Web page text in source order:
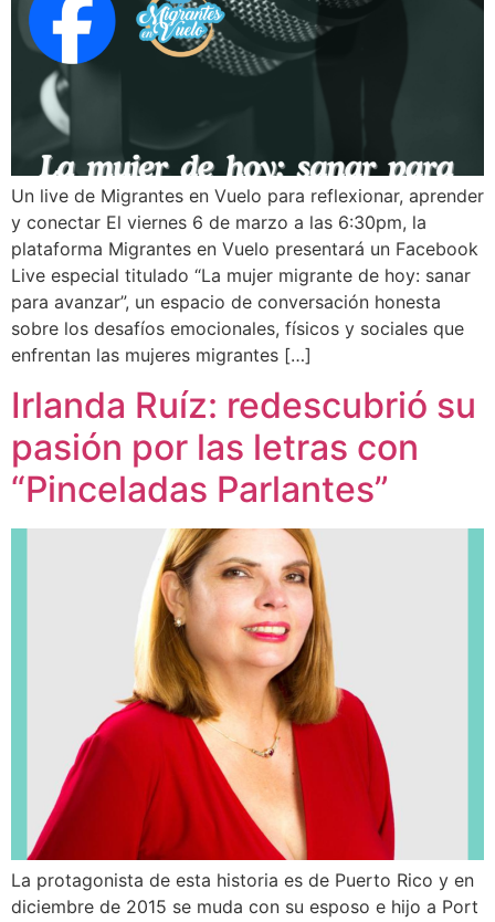
Un live de Migrantes en Vuelo para reflexionar, aprender
y conectar El viernes 6 de marzo a las 6:30pm, la
plataforma Migrantes en Vuelo presentará un Facebook
Live especial titulado “La mujer migrante de hoy: sanar
para avanzar”, un espacio de conversación honesta
sobre los desafíos emocionales, físicos y sociales que
enfrentan las mujeres migrantes […]
Irlanda Ruíz: redescubrió su
pasión por las letras con
“Pinceladas Parlantes”
La protagonista de esta historia es de Puerto Rico y en
diciembre de 2015 se muda con su esposo e hijo a Port